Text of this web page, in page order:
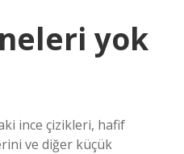
yok
ince çizikleri, hafif
ve diğer küçük